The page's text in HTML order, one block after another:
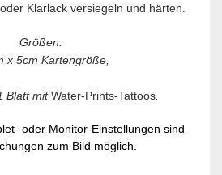
Klarlack versiegeln und härten.
Größen:
x 5cm Kartengröße,
Blatt mitWater-Prints-Tattoos
oder Monitor-Einstellungen sind
zum Bild möglich.